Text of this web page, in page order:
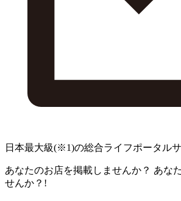
日本最大級(※1)の総合ライフポータル
あなたのお店を掲載しませんか？ あな
せんか？!